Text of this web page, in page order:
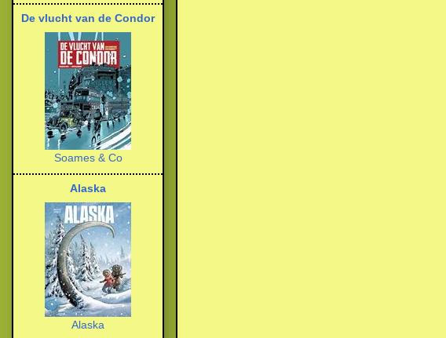
De vlucht van de Condor
Soames & Co
Alaska
Alaska